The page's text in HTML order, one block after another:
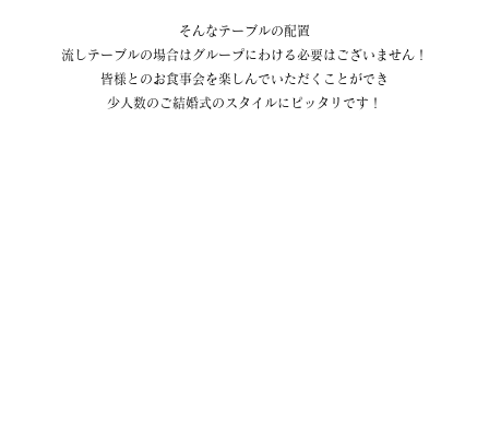
そんなテーブルの配置
流しテーブルの場合はグループにわける必要はございません！
皆様とのお食事会を楽しんでいただくことができ
少人数のご結婚式のスタイルにピッタリです！